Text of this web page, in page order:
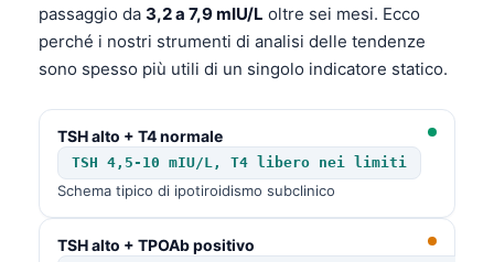
passaggio da 3,2 a 7,9 mIU/L oltre sei mesi. Ecco
perché i nostri strumenti di analisi delle tendenze
sono spesso più utili di un singolo indicatore statico.
TSH alto + T4 normale
TSH 4,5-10 mIU/L, T4 libero nei limiti
Schema tipico di ipotiroidismo subclinico
TSH alto + TPOAb positivo
Hrvatski
كوردی‎
پښتو
සිංහල
অসমীয়া